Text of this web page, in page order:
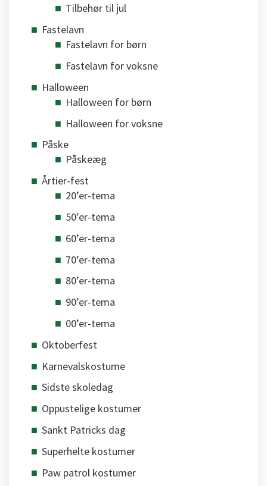
Tilbehør til jul
Fastelavn
Fastelavn for børn
Fastelavn for voksne
Halloween
Halloween for børn
Halloween for voksne
Påske
Påskeæg
Årtier-fest
20’er-tema
50’er-tema
60’er-tema
70’er-tema
80’er-tema
90’er-tema
00’er-tema
Oktoberfest
Karnevalskostume
Sidste skoledag
Oppustelige kostumer
Sankt Patricks dag
Superhelte kostumer
Paw patrol kostumer